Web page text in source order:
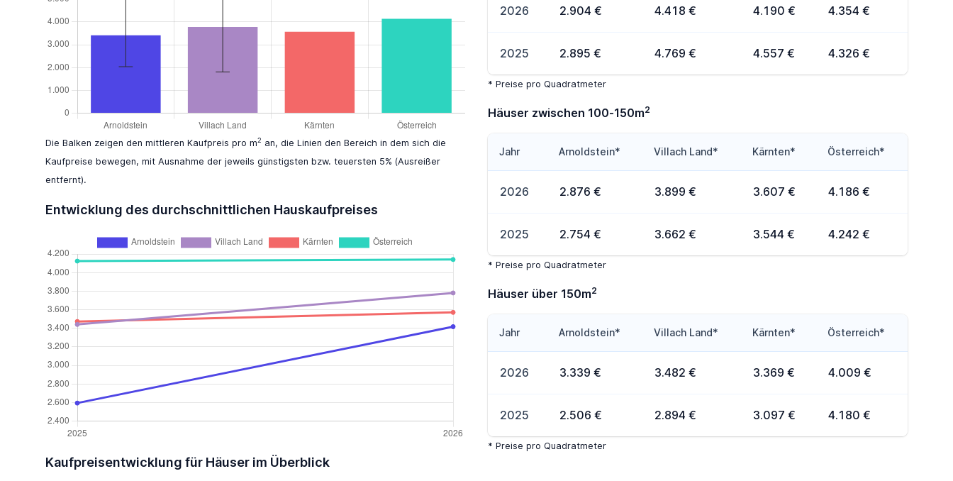
Die Balken zeigen den mittleren Kaufpreis pro m2 an, die Linien den Bereich in dem sich die
Kaufpreise bewegen, mit Ausnahme der jeweils günstigsten bzw. teuersten 5% (Ausreißer
entfernt).
Entwicklung des durchschnittlichen Hauskaufpreises
Kaufpreisentwicklung für Häuser im Überblick
2026 2.904 € 4.418 € 4.190 € 4.354 €
2025 2.895 € 4.769 € 4.557 € 4.326 €
* Preise pro Quadratmeter
Häuser zwischen 100-150m2
Jahr Arnoldstein* Villach Land* Kärnten* Österreich*
2026 2.876 € 3.899 € 3.607 € 4.186 €
2025 2.754 € 3.662 € 3.544 € 4.242 €
* Preise pro Quadratmeter
Häuser über 150m2
Jahr Arnoldstein* Villach Land* Kärnten* Österreich*
2026 3.339 € 3.482 € 3.369 € 4.009 €
2025 2.506 € 2.894 € 3.097 € 4.180 €
* Preise pro Quadratmeter